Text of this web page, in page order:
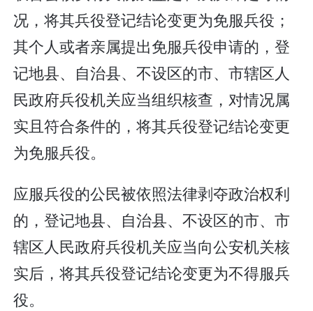
况，将其兵役登记结论变更为免服兵役；
其个人或者亲属提出免服兵役申请的，登
记地县、自治县、不设区的市、市辖区人
民政府兵役机关应当组织核查，对情况属
实且符合条件的，将其兵役登记结论变更
为免服兵役。
应服兵役的公民被依照法律剥夺政治权利
的，登记地县、自治县、不设区的市、市
辖区人民政府兵役机关应当向公安机关核
实后，将其兵役登记结论变更为不得服兵
役。